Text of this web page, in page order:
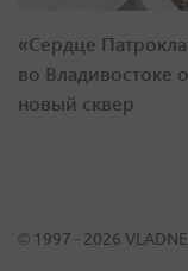
«Сердце
во Владивостоке
новый сквер
© 1997 - 2026